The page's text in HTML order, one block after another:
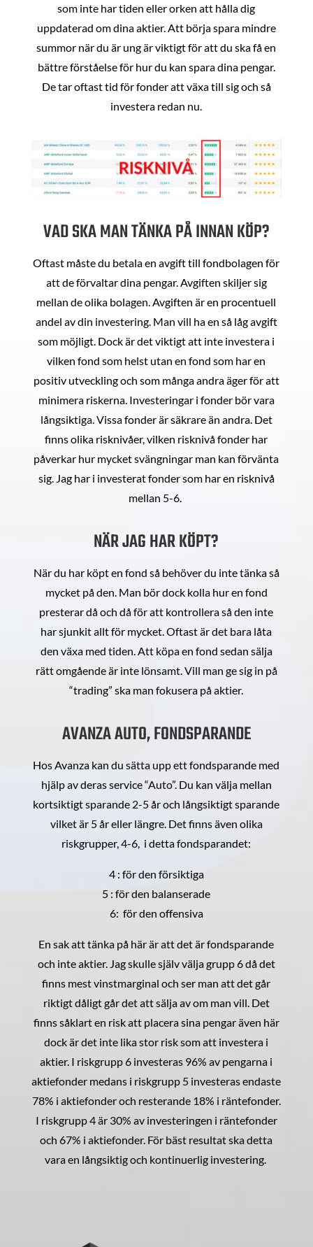
som inte har tiden eller orken att hålla dig
uppdaterad om dina aktier. Att börja spara mindre
summor när du är ung är viktigt för att du ska få en
bättre förståelse för hur du kan spara dina pengar.
De tar oftast tid för fonder att växa till sig och så
investera redan nu.
VAD SKA MAN TÄNKA PÅ INNAN KÖP?
Oftast måste du betala en avgift till fondbolagen för
att de förvaltar dina pengar. Avgiften skiljer sig
mellan de olika bolagen. Avgiften är en procentuell
andel av din investering. Man vill ha en så låg avgift
som möjligt. Dock är det viktigt att inte investera i
vilken fond som helst utan en fond som har en
positiv utveckling och som många andra äger för att
minimera riskerna. Investeringar i fonder bör vara
långsiktiga. Vissa fonder är säkrare än andra. Det
finns olika risknivåer, vilken risknivå fonder har
påverkar hur mycket svängningar man kan förvänta
sig. Jag har i investerat fonder som har en risknivå
mellan 5-6.
NÄR JAG HAR KÖPT?
När du har köpt en fond så behöver du inte tänka så
mycket på den. Man bör dock kolla hur en fond
presterar då och då för att kontrollera så den inte
har sjunkit allt för mycket. Oftast är det bara låta
den växa med tiden. Att köpa en fond sedan sälja
rätt omgående är inte lönsamt. Vill man ge sig in på
“trading” ska man fokusera på aktier.
AVANZA AUTO, FONDSPARANDE
Hos Avanza kan du sätta upp ett fondsparande med
hjälp av deras service “Auto”. Du kan välja mellan
kortsiktigt sparande 2-5 år och långsiktigt sparande
vilket är 5 år eller längre. Det finns även olika
riskgrupper, 4-6, i detta fondsparandet:
4 : för den försiktiga
5 : för den balanserade
6: för den offensiva
En sak att tänka på här är att det är fondsparande
och inte aktier. Jag skulle själv välja grupp 6 då det
finns mest vinstmarginal och ser man att det går
riktigt dåligt går det att sälja av om man vill. Det
finns såklart en risk att placera sina pengar även här
dock är det inte lika stor risk som att investera i
aktier. I riskgrupp 6 investeras 96% av pengarna i
aktiefonder medans i riskgrupp 5 investeras endaste
78% i aktiefonder och resterande 18% i räntefonder.
I riskgrupp 4 är 30% av investeringen i räntefonder
och 67% i aktiefonder. För bäst resultat ska detta
vara en långsiktig och kontinuerlig investering.